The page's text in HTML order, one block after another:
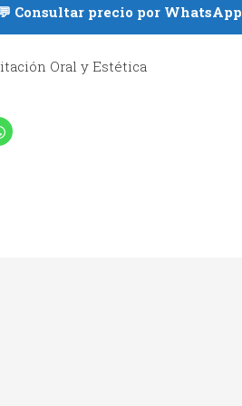
Consultar precio por WhatsApp
Oral y Estética
Haz
clic